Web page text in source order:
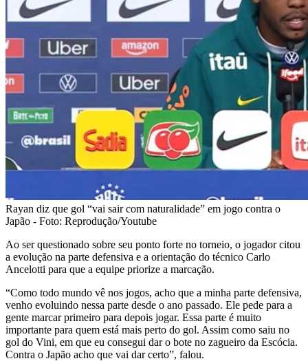
Rayan diz que gol “vai sair com naturalidade” em jogo contra o
Japão - Foto: Reprodução/Youtube
Ao ser questionado sobre seu ponto forte no torneio, o jogador citou
a evolução na parte defensiva e a orientação do técnico Carlo
Ancelotti para que a equipe priorize a marcação.
“Como todo mundo vê nos jogos, acho que a minha parte defensiva,
venho evoluindo nessa parte desde o ano passado. Ele pede para a
gente marcar primeiro para depois jogar. Essa parte é muito
importante para quem está mais perto do gol. Assim como saiu no
gol do Vini, em que eu consegui dar o bote no zagueiro da Escócia.
Contra o Japão acho que vai dar certo”, falou.